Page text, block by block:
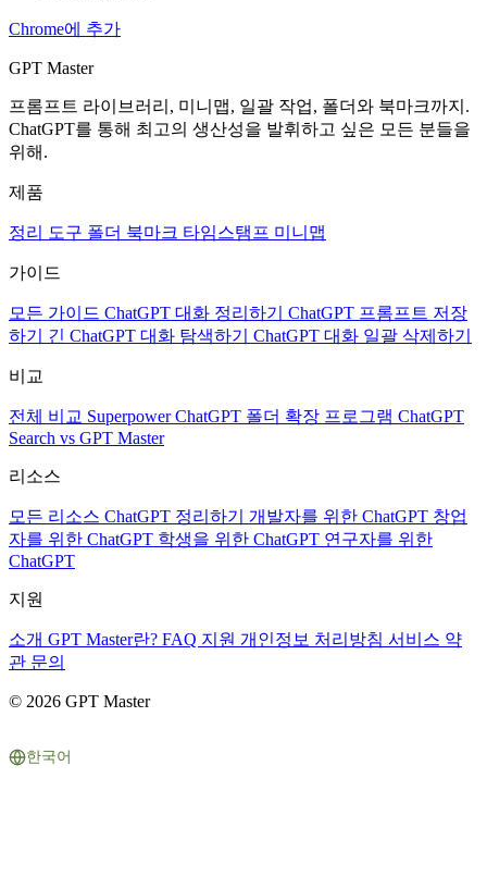
Chrome에 추가
GPT Master
프롬프트 라이브러리, 미니맵, 일괄 작업, 폴더와 북마크까지.
ChatGPT를 통해 최고의 생산성을 발휘하고 싶은 모든 분들을
위해.
제품
정리 도구 폴더 북마크 타임스탬프 미니맵
가이드
모든 가이드 ChatGPT 대화 정리하기 ChatGPT 프롬프트 저장
하기 긴 ChatGPT 대화 탐색하기 ChatGPT 대화 일괄 삭제하기
비교
전체 비교 Superpower ChatGPT 폴더 확장 프로그램 ChatGPT
Search vs GPT Master
리소스
모든 리소스 ChatGPT 정리하기 개발자를 위한 ChatGPT 창업
자를 위한 ChatGPT 학생을 위한 ChatGPT 연구자를 위한
ChatGPT
지원
소개 GPT Master란? FAQ 지원 개인정보 처리방침 서비스 약
관 문의
© 2026 GPT Master
한국어